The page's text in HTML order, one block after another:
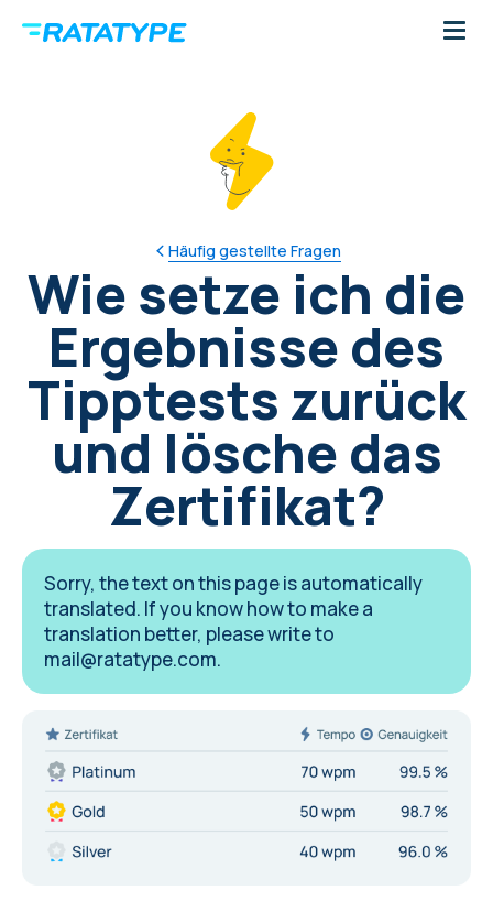
Häufig gestellte Fragen
Wie setze ich die
Ergebnisse des
Tipptests zurück
und lösche das
Zertifikat?
Sorry, the text on this page is automatically
translated. If you know how to make a
translation better, please write to
mail@ratatype.com.